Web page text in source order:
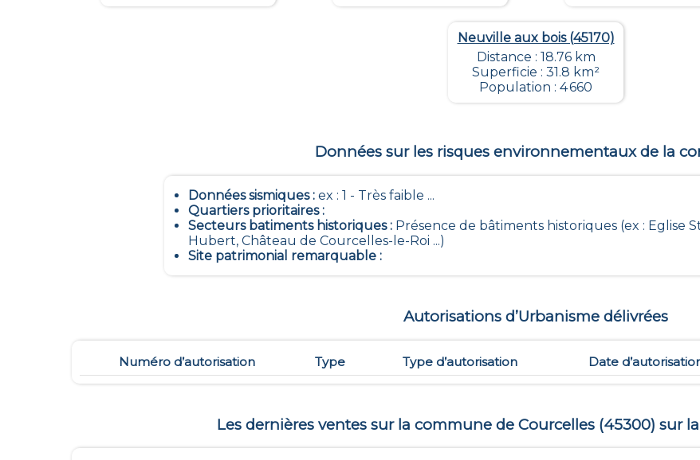
Neuville aux bois (45170)
Distance : 18.76 km
Superficie : 31.8 km²
Population : 4 660
Données sur les risques environnementaux de la
Données sismiques:ex : 1 - Très faible ...
Quartiers prioritaires:
Secteurs batiments historiques: Présence de bâtiments historiques (ex : Eglise
Hubert, Château de Courcelles-le-Roi ...)
Site patrimonial remarquable :
Autorisations d’Urbanisme délivrées
Numéro d’autorisation Type Type d’autorisation Date
Les dernières ventes sur la commune de Courcelles(45300) sur